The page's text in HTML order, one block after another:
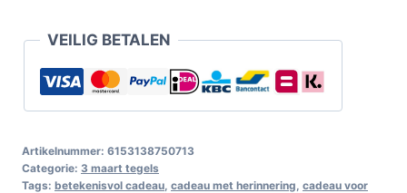
VEILIG BETALEN
Artikelnummer: 6153138750713
Categorie: 3 maart tegels
Tags: betekenisvol cadeau cadeau met herinnering cadeau voor